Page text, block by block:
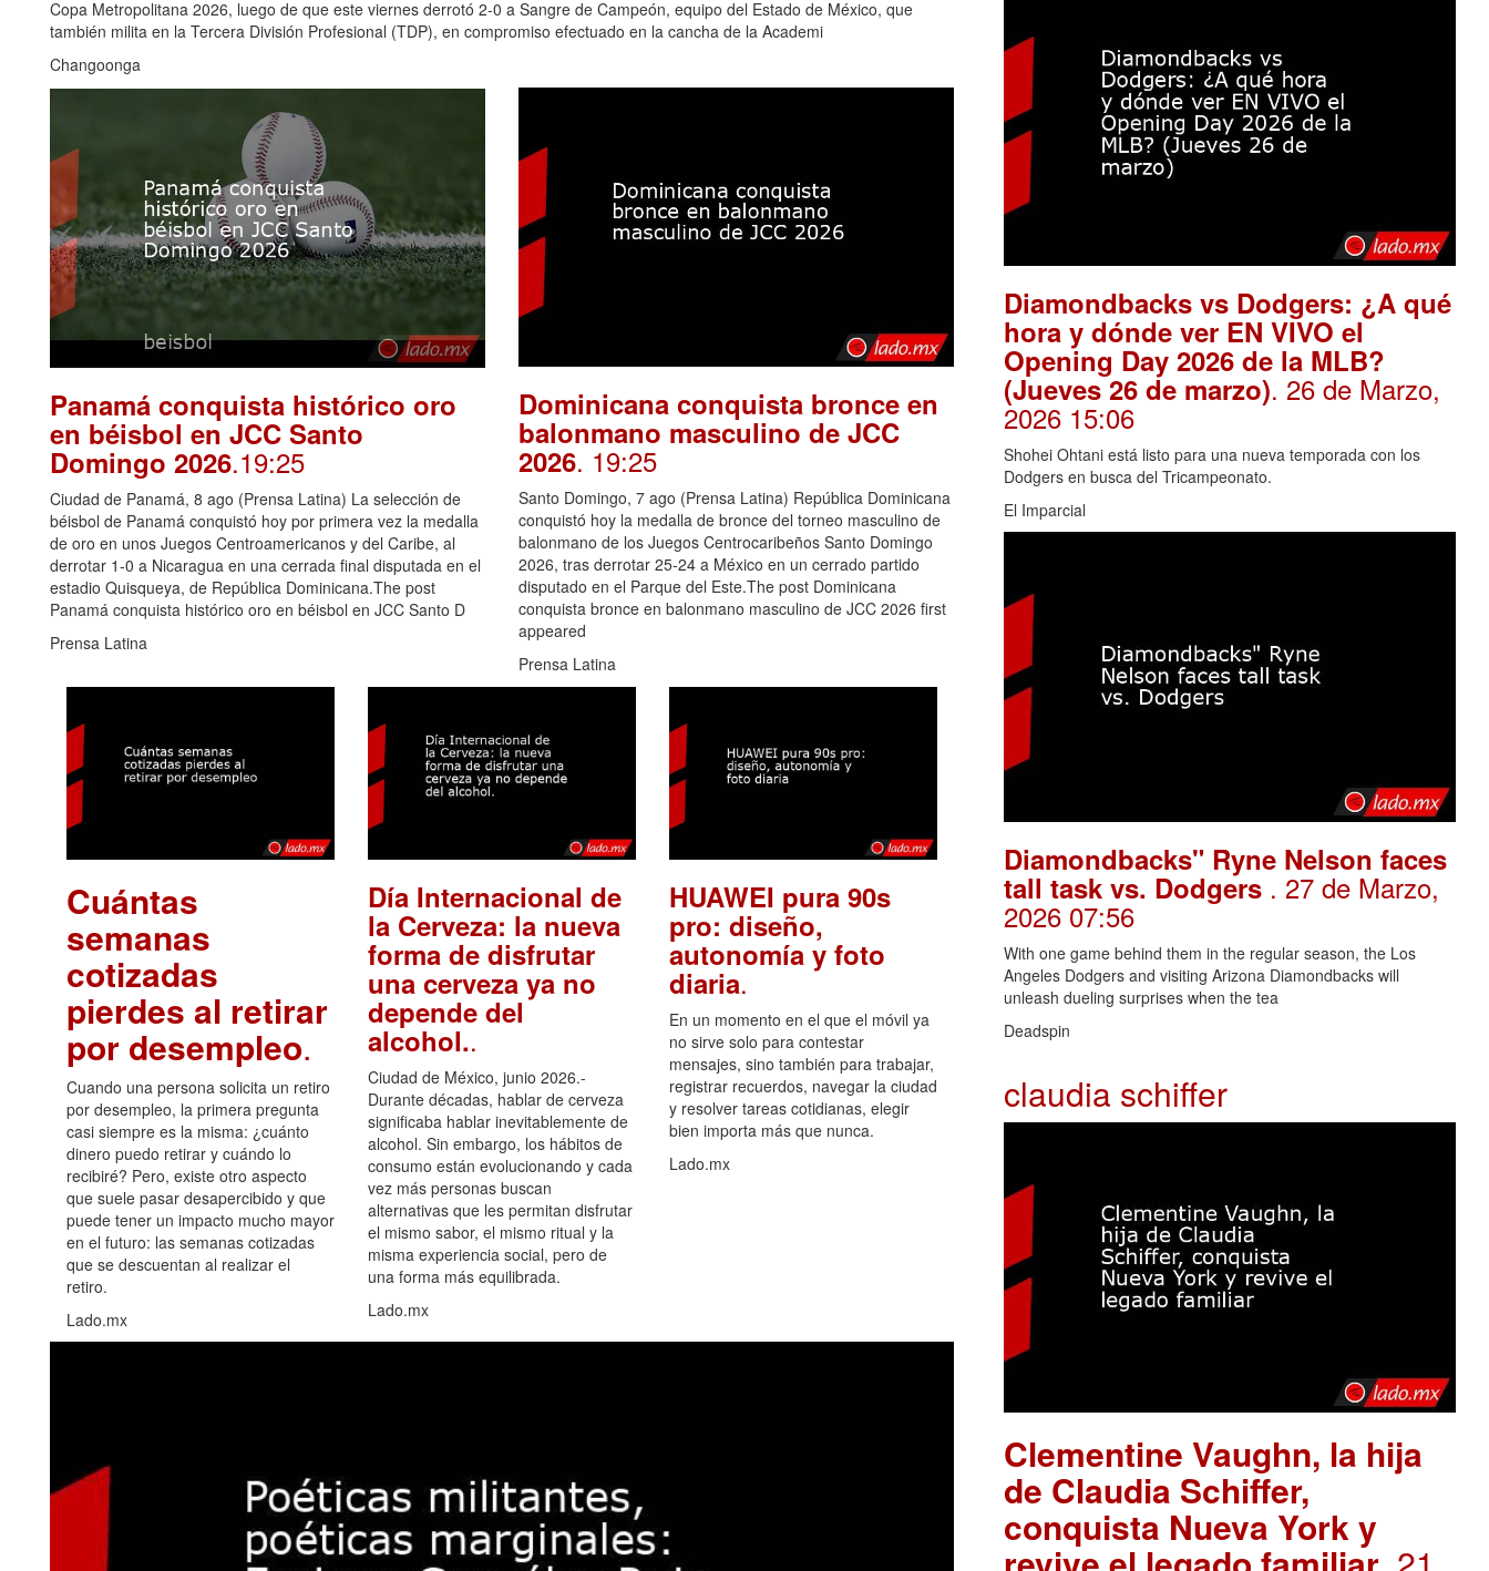
Copa Metropolitana 2026, luego de que este viernes derrotó 2-0 a Sangre de Campeón, equipo del Estado de México, que
también milita en la Tercera División Profesional (TDP), en compromiso efectuado en la cancha de la Academi
Changoonga
Panamá conquista histórico oro
en béisbol en JCC Santo
Domingo 2026.19:25
Ciudad de Panamá, 8 ago (Prensa Latina) La selección de
béisbol de Panamá conquistó hoy por primera vez la medalla
de oro en unos Juegos Centroamericanos y del Caribe, al
derrotar 1-0 a Nicaragua en una cerrada final disputada en el
estadio Quisqueya, de República Dominicana.The post
Panamá conquista histórico oro en béisbol en JCC Santo D
Prensa Latina
Dominicana conquista bronce en
balonmano masculino de JCC
2026. 19:25
Santo Domingo, 7 ago (Prensa Latina) República Dominicana
conquistó hoy la medalla de bronce del torneo masculino de
balonmano de los Juegos Centrocaribeños Santo Domingo
2026, tras derrotar 25-24 a México en un cerrado partido
disputado en el Parque del Este.The post Dominicana
conquista bronce en balonmano masculino de JCC 2026 first
appeared
Prensa Latina
Cuántas
semanas
cotizadas
pierdes al retirar
por desempleo.
Cuando una persona solicita un retiro
por desempleo, la primera pregunta
casi siempre es la misma: ¿cuánto
dinero puedo retirar y cuándo lo
recibiré? Pero, existe otro aspecto
que suele pasar desapercibido y que
puede tener un impacto mucho mayor
en el futuro: las semanas cotizadas
que se descuentan al realizar el
retiro.
Lado.mx
Día Internacional de
la Cerveza: la nueva
forma de disfrutar
una cerveza ya no
depende del
alcohol..
Ciudad de México, junio 2026.-
Durante décadas, hablar de cerveza
significaba hablar inevitablemente de
alcohol. Sin embargo, los hábitos de
consumo están evolucionando y cada
vez más personas buscan
alternativas que les permitan disfrutar
el mismo sabor, el mismo ritual y la
misma experiencia social, pero de
una forma más equilibrada.
Lado.mx
HUAWEI pura 90s
pro: diseño,
autonomía y foto
diaria.
En un momento en el que el móvil ya
no sirve solo para contestar
mensajes, sino también para trabajar,
registrar recuerdos, navegar la ciudad
y resolver tareas cotidianas, elegir
bien importa más que nunca.
Lado.mx
Diamondbacks vs Dodgers: ¿A qué
hora y dónde ver EN VIVO el
Opening Day 2026 de la MLB?
(Jueves 26 de marzo). 26 de Marzo,
2026 15:06
Shohei Ohtani está listo para una nueva temporada con los
Dodgers en busca del Tricampeonato.
El Imparcial
Diamondbacks" Ryne Nelson faces
tall task vs. Dodgers . 27 de Marzo,
2026 07:56
With one game behind them in the regular season, the Los
Angeles Dodgers and visiting Arizona Diamondbacks will
unleash dueling surprises when the tea
Deadspin
claudia schiffer
Clementine Vaughn, la hija
de Claudia Schiffer,
conquista Nueva York y